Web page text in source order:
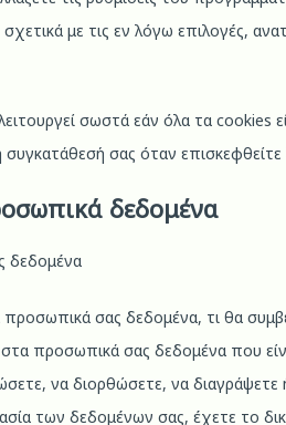
με τις εν λόγω επιλογές,
σωστά εάν όλα τα cookies
σας όταν
δεδομένα
δεδομένα
προσωπικά σας δεδομένα, τι θα
προσωπικά σας δεδομένα που
να διορθώσετε, να
των δεδομένων σας, έχετε το